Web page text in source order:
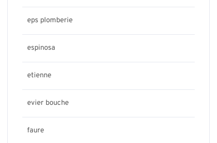
eps plomberie
espinosa
etienne
evier bouche
faure